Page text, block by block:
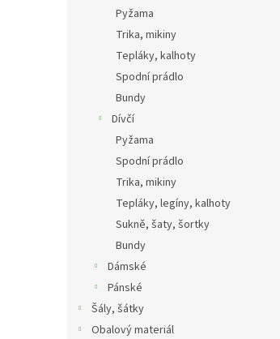
Pyžama
Trika, mikiny
Tepláky, kalhoty
Spodní prádlo
Bundy
Dívčí
Pyžama
Spodní prádlo
Trika, mikiny
Tepláky, legíny, kalhoty
Sukně, šaty, šortky
Bundy
Dámské
Pánské
Šály, šátky
Obalový materiál